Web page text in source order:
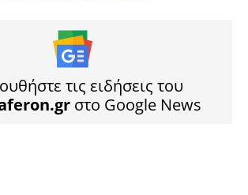
τις ειδήσεις του
στο Google News